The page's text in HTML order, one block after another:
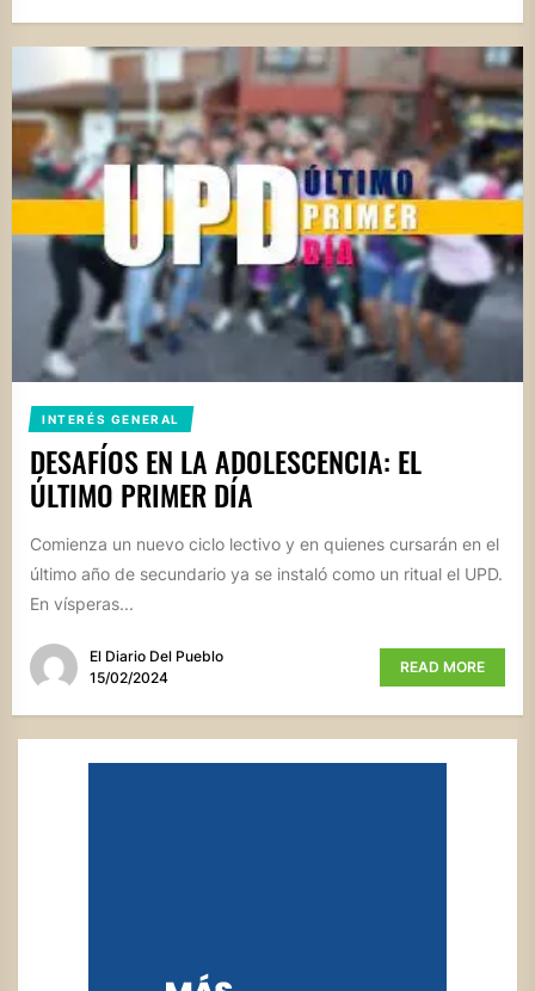
INTERÉS GENERAL
DESAFÍOS EN LA ADOLESCENCIA: EL
ÚLTIMO PRIMER DÍA
Comienza un nuevo ciclo lectivo y en quienes cursarán en el
último año de secundario ya se instaló como un ritual el UPD.
En vísperas...
El Diario Del Pueblo
15/02/2024
READ MORE